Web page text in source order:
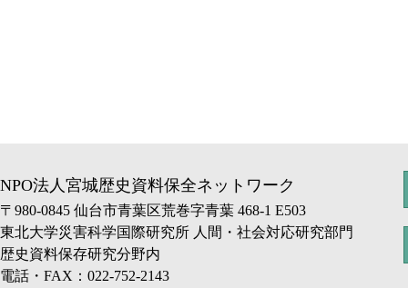
NPO法人宮城歴史資料保全ネットワーク
〒980-0845 仙台市青葉区荒巻字青葉 468-1 E503
東北大学災害科学国際研究所 人間・社会対応研究部門
歴史資料保存研究分野内
電話・FAX：022-752-2143